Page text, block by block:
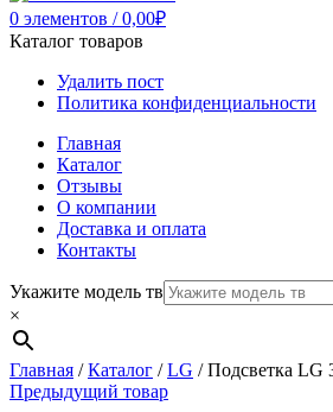
0 элементов / 0,00₽
Каталог товаров
Удалить пост
Политика конфиденциальности
Главная
Каталог
Отзывы
О компании
Доставка и оплата
Контакты
Укажите модель тв
×
Главная /Каталог /LG /Подсветка LG
Предыдущий товар